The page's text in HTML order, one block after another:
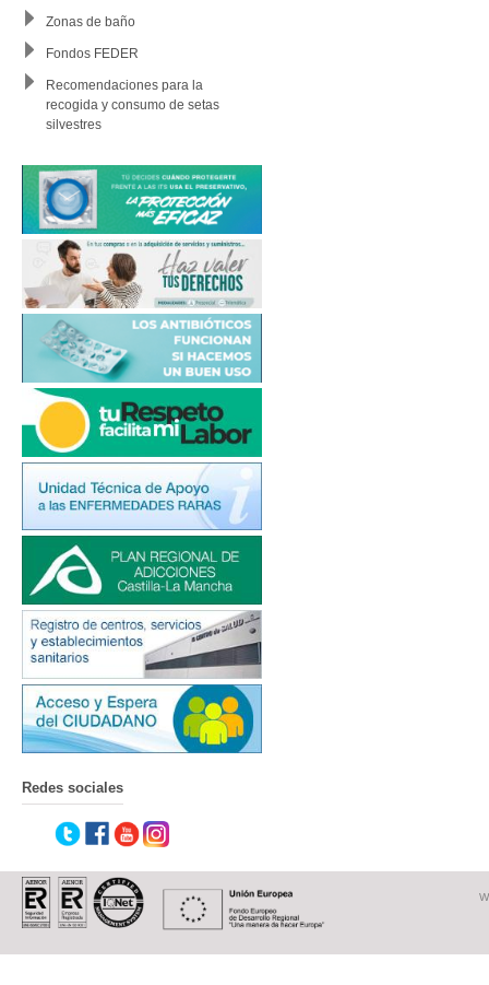
Zonas de baño
Fondos FEDER
Recomendaciones para la
recogida y consumo de setas
silvestres
Redes sociales